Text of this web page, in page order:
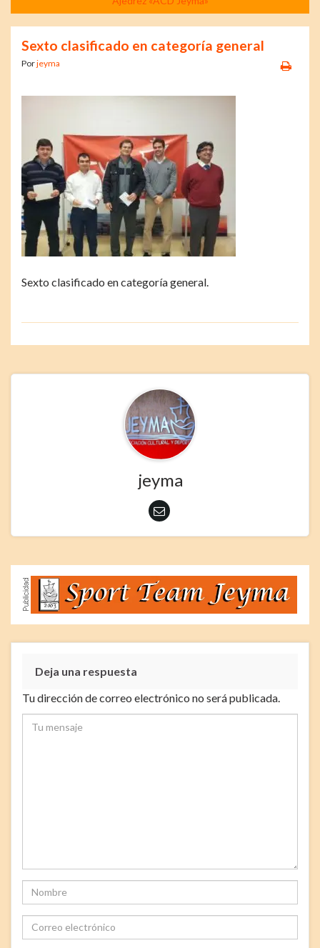
Sexto clasificado en categoría general
Porjeyma
Sexto clasificado en categoría general.
jeyma
Deja una respuesta
Tu dirección de correo electrónico no será publicada.